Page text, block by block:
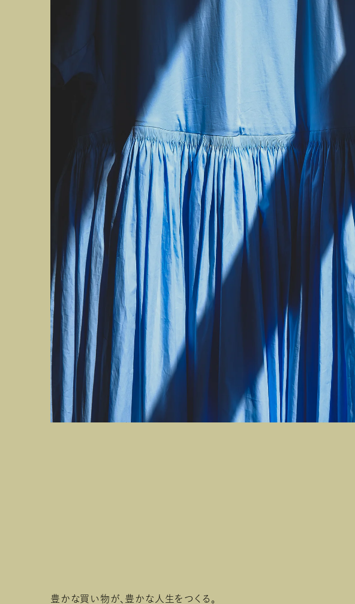
豊かな買い物が、豊かな人生をつくる。